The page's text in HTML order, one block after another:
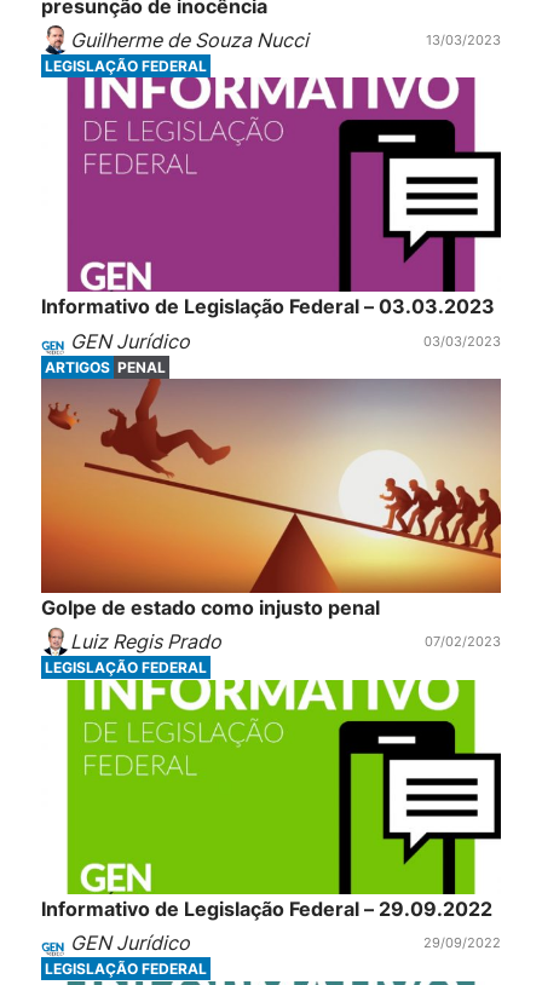
presunção de inocência
Guilherme de Souza Nucci
13/03/2023
LEGISLAÇÃO FEDERAL
Informativo de Legislação Federal – 03.03.2023
GEN Jurídico
03/03/2023
ARTIGOS PENAL
Golpe de estado como injusto penal
Luiz Regis Prado
07/02/2023
LEGISLAÇÃO FEDERAL
Informativo de Legislação Federal – 29.09.2022
GEN Jurídico
29/09/2022
LEGISLAÇÃO FEDERAL